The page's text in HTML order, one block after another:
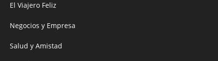
El Viajero Feliz
Negocios y Empresa
Salud y Amistad